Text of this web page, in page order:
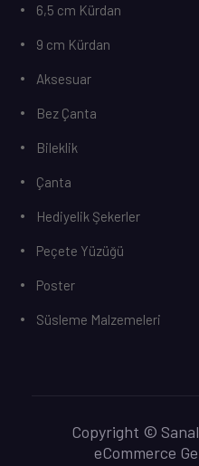
6,5 cm Kürdan
9 cm Kürdan
Aksesuar
Bez Çanta
Bileklik
Çanta
Hediyelik Şekerler
Peçete Yüzüğü
Poster
Süsleme Malzemeleri
Copyright ©
eCommerce